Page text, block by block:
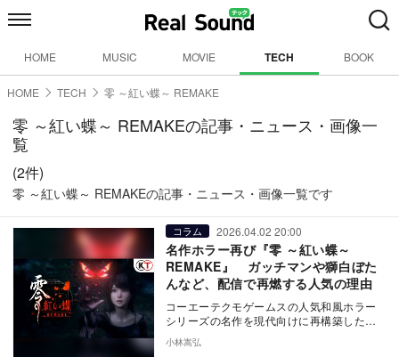
HOME MUSIC MOVIE TECH BOOK
HOME TECH 零 ～紅い蝶～ REMAKE
零 ～紅い蝶～ REMAKEの記事・ニュース・画像一
覧
(2件)
零 ～紅い蝶～ REMAKEの記事・ニュース・画像一覧です
コラム 2026.04.02 20:00
名作ホラー再び『零 ～紅い蝶～
REMAKE』 ガッチマンや獅白ぼた
んなど、配信で再燃する人気の理由
コーエーテクモゲームスの人気和風ホラー
シリーズの名作を現代向けに再構築した
話題に。…
小林嵩弘